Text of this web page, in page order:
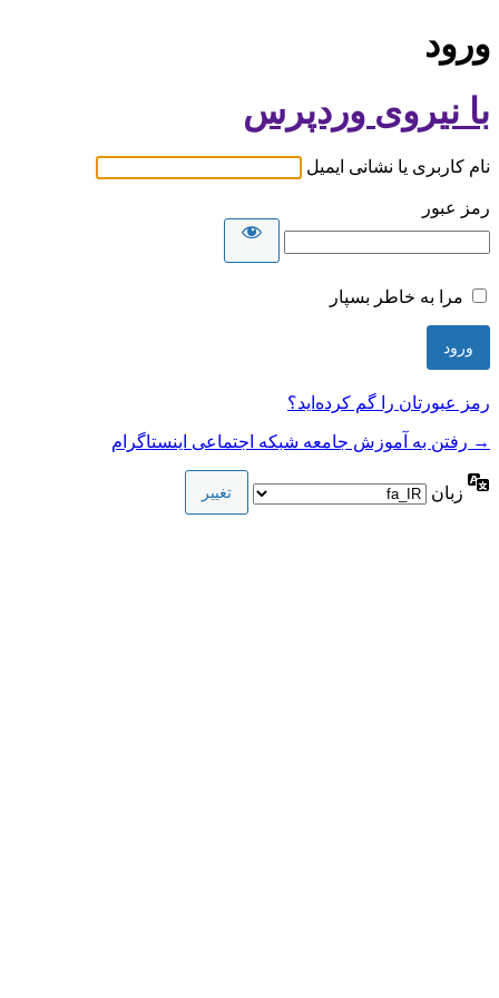
ورود
با نیروی وردپرس
نام کاربری یا نشانی ایمیل
رمز عبور
مرا به خاطر بسپار
رمز عبورتان را گم کرده‌اید؟
→ رفتن به آموزش جامعه شبکه اجتماعی اینستاگرام
زبان